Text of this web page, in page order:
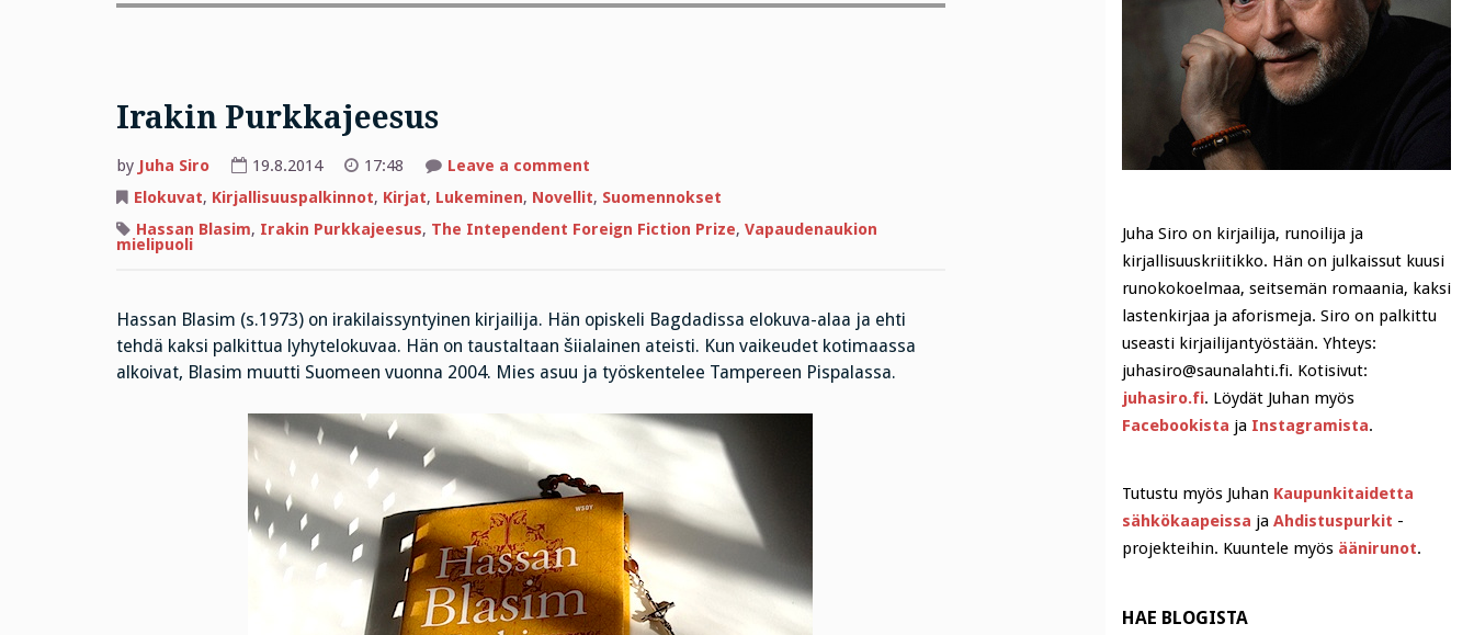
Irakin Purkkajeesus
by Juha Siro 19.8.2014 17:48 Leave a commenton
Purkkajeesus
Elokuvat, Kirjallisuuspalkinnot, Kirjat, Lukeminen, Novellit, Suomennokset
Hassan Blasim, Irakin Purkkajeesus, The Intependent Foreign Fiction Prize, Vapaudenaukion
mielipuoli
Hassan Blasim (s.1973) on irakilaissyntyinen kirjailija. Hän opiskeli Bagdadissa elokuva-alaa ja ehti
tehdä kaksi palkittua lyhytelokuvaa. Hän on taustaltaan šiialainen ateisti. Kun vaikeudet kotimaassa
alkoivat, Blasim muutti Suomeen vuonna 2004. Mies asuu ja työskentelee Tampereen Pispalassa.
Juha Siro on kirjailija, runoilija ja
kirjallisuuskriitikko. Hän on julkaissut kuusi
runokokoelmaa, seitsemän romaania, kaksi
lastenkirjaa ja aforismeja. Siro on palkittu
useasti kirjailijantyöstään. Yhteys:
juhasiro@saunalahti.fi. Kotisivut:
juhasiro.fi. Löydät Juhan myös
Facebookista ja Instagramista.
Tutustu myös Juhan Kaupunkitaidetta
sähkökaapeissa ja Ahdistuspurkit -
projekteihin. Kuuntele myös äänirunot.
HAE BLOGISTA